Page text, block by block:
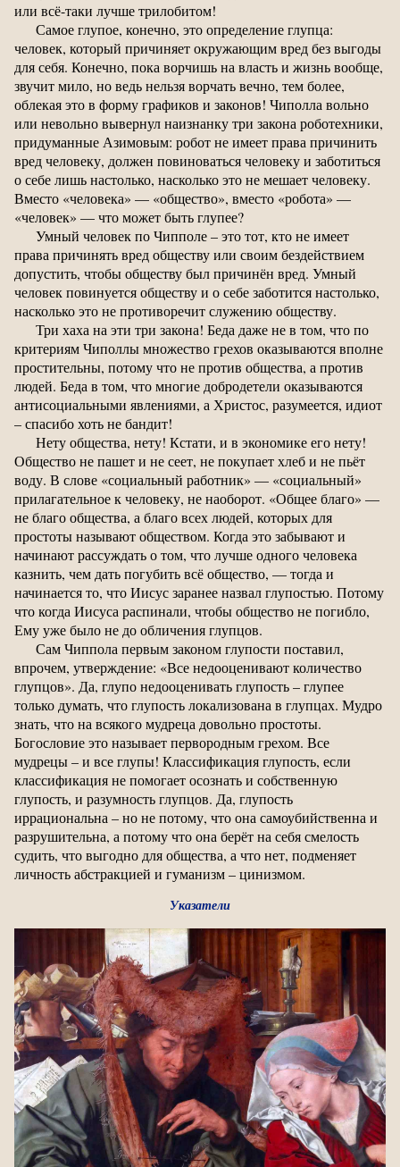
или всё-таки лучше трилобитом!
Самое глупое, конечно, это определение глупца:
человек, который причиняет окружающим вред без выгоды
для себя. Конечно, пока ворчишь на власть и жизнь вообще,
звучит мило, но ведь нельзя ворчать вечно, тем более,
облекая это в форму графиков и законов! Чиполла вольно
или невольно вывернул наизнанку три закона роботехники,
придуманные Азимовым: робот не имеет права причинить
вред человеку, должен повиноваться человеку и заботиться
о себе лишь настолько, насколько это не мешает человеку.
Вместо «человека» — «общество», вместо «робота» —
«человек» — что может быть глупее?
Умный человек по Чипполе – это тот, кто не имеет
права причинять вред обществу или своим бездействием
допустить, чтобы обществу был причинён вред. Умный
человек повинуется обществу и о себе заботится настолько,
насколько это не противоречит служению обществу.
Три хаха на эти три закона! Беда даже не в том, что по
критериям Чиполлы множество грехов оказываются вполне
простительны, потому что не против общества, а против
людей. Беда в том, что многие добродетели оказываются
антисоциальными явлениями, а Христос, разумеется, идиот
– спасибо хоть не бандит!
Нету общества, нету! Кстати, и в экономике его нету!
Общество не пашет и не сеет, не покупает хлеб и не пьёт
воду. В слове «социальный работник» — «социальный»
прилагательное к человеку, не наоборот. «Общее благо» —
не благо общества, а благо всех людей, которых для
простоты называют обществом. Когда это забывают и
начинают рассуждать о том, что лучше одного человека
казнить, чем дать погубить всё общество, — тогда и
начинается то, что Иисус заранее назвал глупостью. Потому
что когда Иисуса распинали, чтобы общество не погибло,
Ему уже было не до обличения глупцов.
Сам Чиппола первым законом глупости поставил,
впрочем, утверждение: «Все недооценивают количество
глупцов». Да, глупо недооценивать глупость – глупее
только думать, что глупость локализована в глупцах. Мудро
знать, что на всякого мудреца довольно простоты.
Богословие это называет первородным грехом. Все
мудрецы – и все глупы! Классификация глупость, если
классификация не помогает осознать и собственную
глупость, и разумность глупцов. Да, глупость
иррациональна – но не потому, что она самоубийственна и
разрушительна, а потому что она берёт на себя смелость
судить, что выгодно для общества, а что нет, подменяет
личность абстракцией и гуманизм – цинизмом.
Указатели